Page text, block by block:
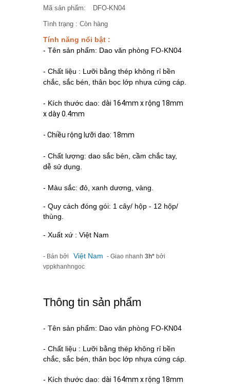
Mã sản phẩm: DFO-KN04
Tình trạng : Còn hàng
Tính năng nổi bật :
- Tên sản phẩm: Dao văn phòng FO-KN04
- Chất liệu : Lưỡi bằng thép không rỉ bền
chắc, sắc bén, thân bọc lớp nhựa cứng cáp.
- Kích thước dao: dài 164mm x rộng 18mm
x dày 0.4mm
- Chiều rộng lưỡi dao: 18mm
- Chất lượng: dao sắc bén, cầm chắc tay,
dễ sử dụng.
- Màu sắc: đỏ, xanh dương, vàng.
- Quy cách đóng gói: 1 cây/ hộp - 12 hộp/
thùng.
- Xuất xứ : Việt Nam
- Bán bởi Việt Nam - Giao nhanh 3h* bởi
vppkhanhngoc
Thông tin sản phẩm
- Tên sản phẩm: Dao văn phòng FO-KN04
- Chất liệu : Lưỡi bằng thép không rỉ bền
chắc, sắc bén, thân bọc lớp nhựa cứng cáp.
- Kích thước dao: dài 164mm x rộng 18mm